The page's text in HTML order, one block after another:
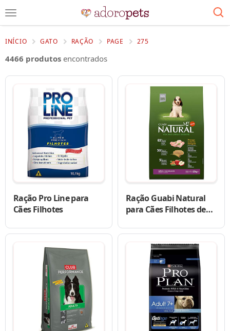
INÍCIO GATO RAÇÃO PAGE 275
4466 produtos encontrados
Ração Pro Line para
Cães Filhotes
Ração Guabi Natural
para Cães Filhotes de